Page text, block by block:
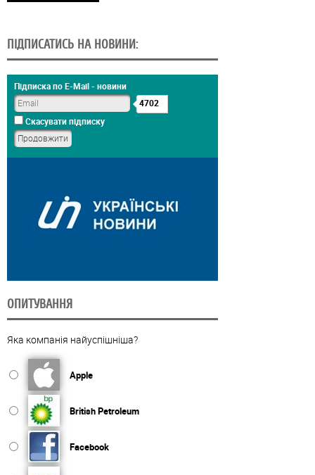
ПІДПИСАТИСЬ НА НОВИНИ:
Підписка по E-Mail - новини
4702
Скасувати підписку
ОПИТУВАННЯ
Яка компанія найуспішніша?
Apple
British Petroleum
Facebook